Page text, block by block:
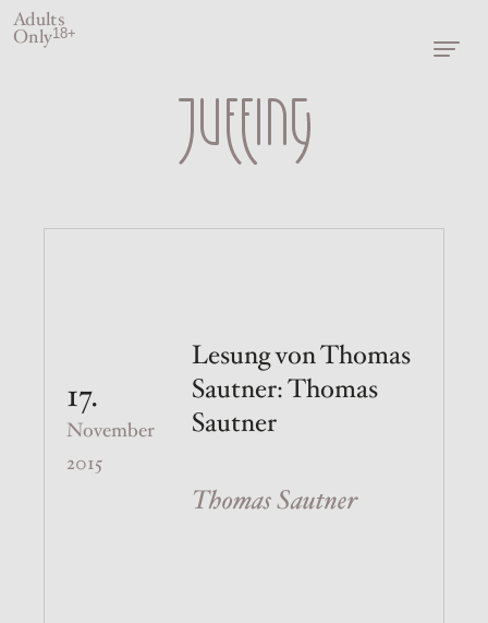
Adults
Only18+
17.
November
2015
Lesung von Thomas
Sautner: Thomas
Sautner
Thomas Sautner